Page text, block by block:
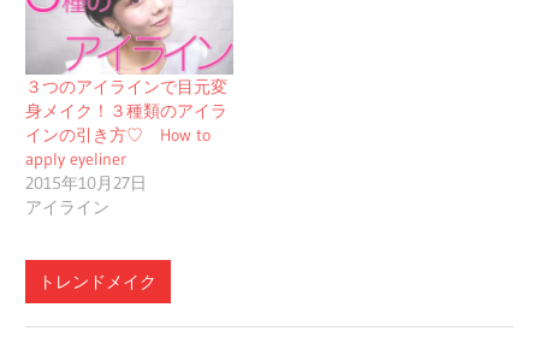
３つのアイラインで目元変
身メイク！３種類のアイラ
インの引き方♡ How to
apply eyeliner
2015年10月27日
アイライン
トレンドメイク